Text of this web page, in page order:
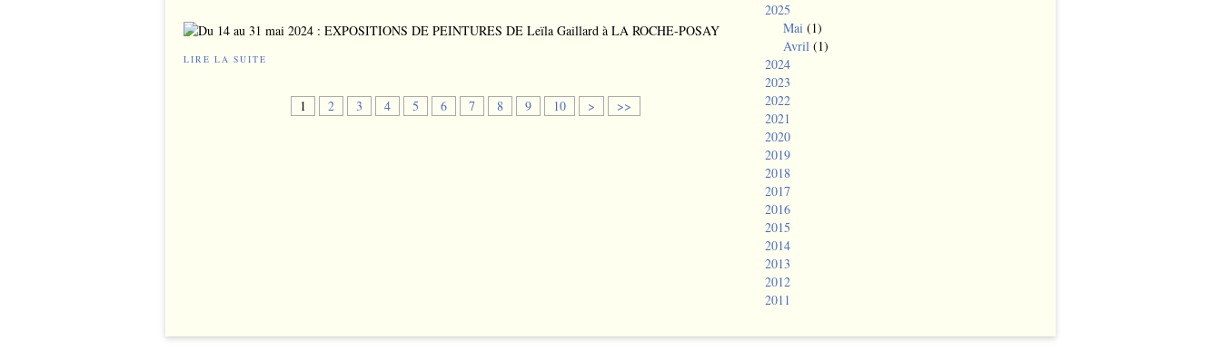
LIRE LA SUITE
1 2 3 4 5 6 7 8 9 10
2
3
4
> >>
2025
Mai (1)
Avril (1)
2024
2023
2022
2021
2020
2019
2018
2017
2016
2015
2014
2013
2012
2011